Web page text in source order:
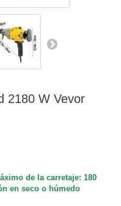
2180 W Vevor
de la carretaje: 180
en seco o húmedo